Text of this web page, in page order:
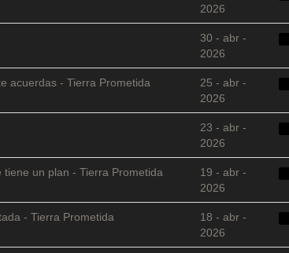
2026
30 - abr -
2026
acuerdas - Tierra Prometida
25 - abr -
2026
23 - abr -
2026
tiene un plan - Tierra Prometida
19 - abr -
2026
- Tierra Prometida
18 - abr -
2026